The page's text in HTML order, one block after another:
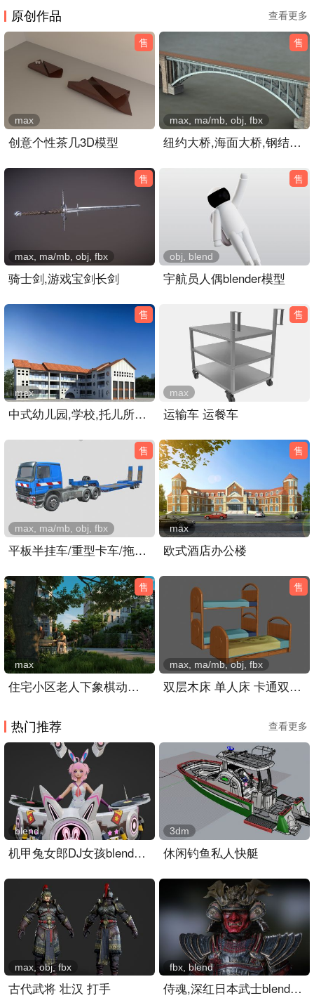
原创作品
查看更多
售
创意个性茶几3D模型
max
售
纽约大桥,海面大桥,钢结构公路大桥3dmaya模型
max, ma/mb, obj, fbx
售
骑士剑,游戏宝剑长剑
max, ma/mb, obj, fbx
售
宇航员人偶blender模型
obj, blend
售
中式幼儿园,学校,托儿所教学楼3dmax模型
max
售
运输车 运餐车
max
售
平板半挂车/重型卡车/拖车/平板车
max, ma/mb, obj, fbx
售
欧式酒店办公楼
max
售
住宅小区老人下象棋动画,老人休闲生活场景
max
售
双层木床 单人床 卡通双人床
max, ma/mb, obj, fbx
热门推荐 查看更多
机甲兔女郎DJ女孩blender模型
blend
休闲钓鱼私人快艇
3dm
古代武将 壮汉 打手
max, obj, fbx
侍魂,深红日本武士blender模型,4K贴图
fbx, blend